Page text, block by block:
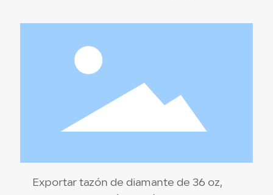
8,6 * 9,2 cm Material del producto: PP de
grado alimenticio (no tóxico, respetuoso con
el medio ambiente) Color de la caja:
transparente Temperatura de resistencia: 110
℃ / -18 ℃ Cantidad por caja: 1 x 150 juegos
Exportar tazón de diamante de 36 oz,